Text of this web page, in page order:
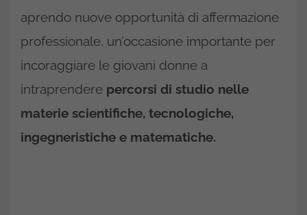
aprendo nuove opportunità di affermazione
professionale, un’occasione importante per
incoraggiare le giovani donne a
intraprendere percorsi di studio nelle
materie scientifiche, tecnologiche,
ingegneristiche e matematiche.